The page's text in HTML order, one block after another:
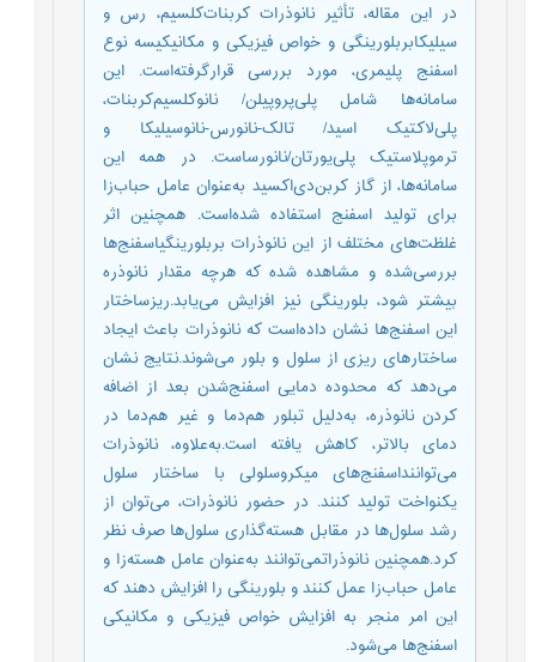
در این مقاله، تأثیر نانوذرات کربنات‌کلسیم، رس و
سیلیکابربلورینگی و خواص فیزیکی و مکانیکیسه نوع
اسفنج پلیمری، مورد بررسی قرارگرفته‌است. این
سامانه‌ها شامل پلی‌پروپیلن/ نانوکلسیم‌کربنات،
پلی‌لاکتیک اسید/ تالک-نانورس-نانوسیلیکا و
ترموپلاستیک پلی‌یورتان/نانورساست. در همه این
سامانه‌ها، از گاز کربن‌دی‌اکسید به‌عنوان عامل حباب‌زا
برای تولید اسفنج استفاده شده‌است. همچنین اثر
غلظت‌های مختلف از این نانوذرات بربلورینگیاسفنج‌ها
بررسی‌شده و مشاهده شده که هرچه مقدار نانوذره
بیشتر شود، بلورینگی نیز افزایش می‌یابد.ریزساختار
این اسفنج‌ها نشان داده‌است که نانوذرات باعث ایجاد
ساختارهای ریزی از سلول و بلور می‌شوند.نتایج نشان
می‌دهد که محدوده‌ دمایی اسفنج‌شدن بعد از اضافه
کردن نانوذره، به‌دلیل تبلور هم‌دما و غیر هم‌دما در
دمای بالاتر، کاهش یافته است.به‌علاوه، نانوذرات
می‌تواننداسفنج‌های میکروسلولی با ساختار سلول
یکنواخت تولید کنند. در حضور نانوذرات، می‌توان از
رشد سلول‌ها در مقابل هسته‌گذاری سلول‌ها صرف نظر
کرد.همچنین نانوذراتمی‌توانند به‌عنوان عامل هسته‌زا و
عامل حباب‌زا عمل کنند و بلورینگی را افزایش دهند که
این امر منجر به افزایش خواص فیزیکی و مکانیکی
اسفنج‌ها می‌شود.